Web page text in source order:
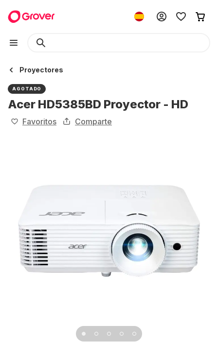
Proyectores
AGOTADO
Acer HD5385BD Proyector - HD
Favoritos Comparte